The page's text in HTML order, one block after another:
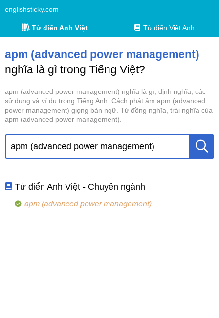
englishsticky.com
Từ điển Anh Việt Từ điển Việt Anh
apm (advanced power management)
nghĩa là gì trong Tiếng Việt?
apm (advanced power management) nghĩa là gì, định nghĩa, các
sử dụng và ví dụ trong Tiếng Anh. Cách phát âm apm (advanced
power management) giọng bản ngữ. Từ đồng nghĩa, trái nghĩa của
apm (advanced power management).
Từ điển Anh Việt - Chuyên ngành
apm (advanced power management)